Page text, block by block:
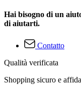
Hai bisogno di un
di aiutarti.
Contatto
Qualità verificata
Shopping sicuro e